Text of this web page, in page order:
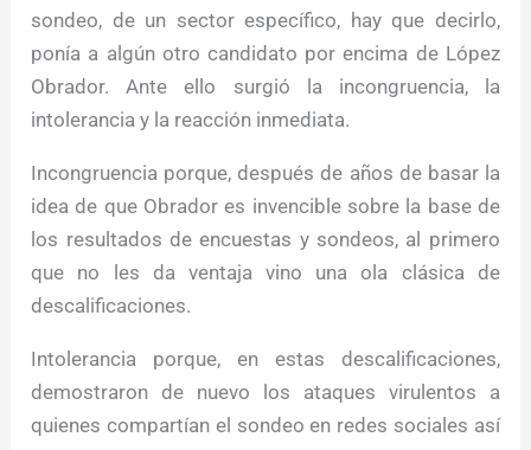
sondeo, de un sector específico, hay que decirlo,
ponía a algún otro candidato por encima de López
Obrador. Ante ello surgió la incongruencia, la
intolerancia y la reacción inmediata.
Incongruencia porque, después de años de basar la
idea de que Obrador es invencible sobre la base de
los resultados de encuestas y sondeos, al primero
que no les da ventaja vino una ola clásica de
descalificaciones.
Intolerancia porque, en estas descalificaciones,
demostraron de nuevo los ataques virulentos a
quienes compartían el sondeo en redes sociales así